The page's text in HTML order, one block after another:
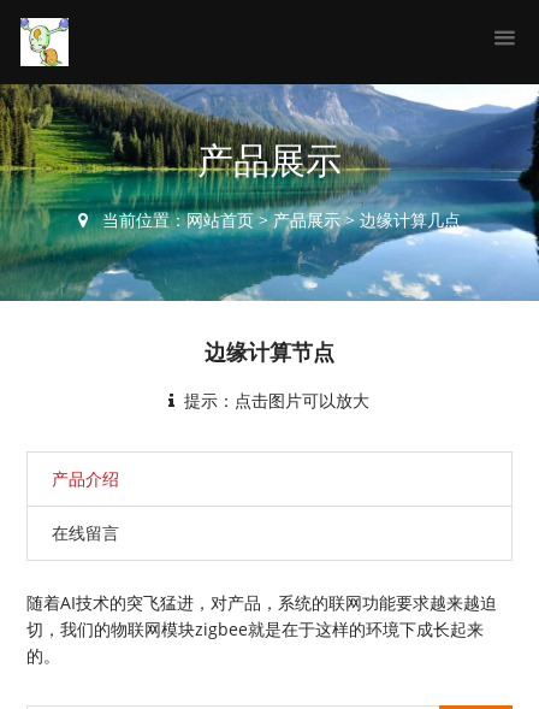
产品展示
当前位置：网站首页>产品展示>边缘计算几点
边缘计算节点
提示：点击图片可以放大
产品介绍
在线留言
随着AI技术的突飞猛进，对产品，系统的联网功能要求越来越迫
切，我们的物联网模块zigbee就是在于这样的环境下成长起来
的。